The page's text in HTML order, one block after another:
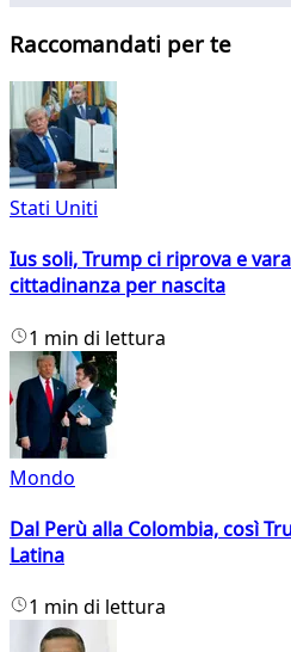
Raccomandati per te
Stati Uniti
Ius soli, Trump ci riprova e
cittadinanza per nascita
1 min di lettura
Mondo
Dal Perù alla Colombia, così
Latina
1 min di lettura